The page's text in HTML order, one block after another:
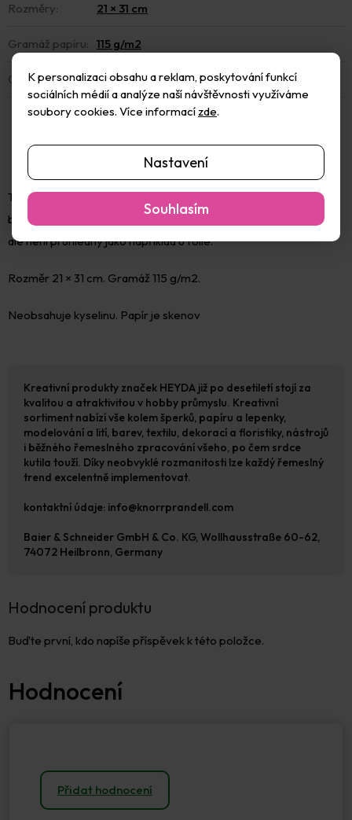
K personalizaci obsahu a reklam, poskytování funkcí
sociálních médií a analýze naší návštěvnosti využíváme
soubory cookies. Více informacízde.
Nastavení
Souhlasím
Transparentní papír, pod kterým jemně prosvítá podkladová
barva, jako pod pergamenem. Cena za 5 ks. Papír je průsvitný,
ale není průhledný jako například u fólie.
Rozměr 21 × 31 cm. Gramáž 115 g/m2.
Neobsahuje kyselinu. Papír je skenov
Rozměry: 21 × 31 cm
Gramáž papíru: 115 g/m2
Obsah balení: 5 ks
Hodnocení produktu
Buďte první, kdo napíše příspěvek k této položce.
Přidat hodnocení
Kreativní produkty značek HEYDA již po desetiletí stojí za
kvalitou a atraktivitou v hobby průmyslu. Kreativní
sortiment nabízí vše kolem šperků, papíru a lepenky,
modelování a lití, barev, textilu, dekorací a floristiky, nástrojů
i běžného řemeslného zpracování všeho, po čem srdce
kutila touží. Díky neobvyklé rozmanitosti lze každý řemeslný
trend excelentně implementovat.
kontaktní údaje: info@knorrprandell.com
Baier & Schneider GmbH & Co. KG, Wollhausstraße 60-62,
74072 Heilbronn, Germany